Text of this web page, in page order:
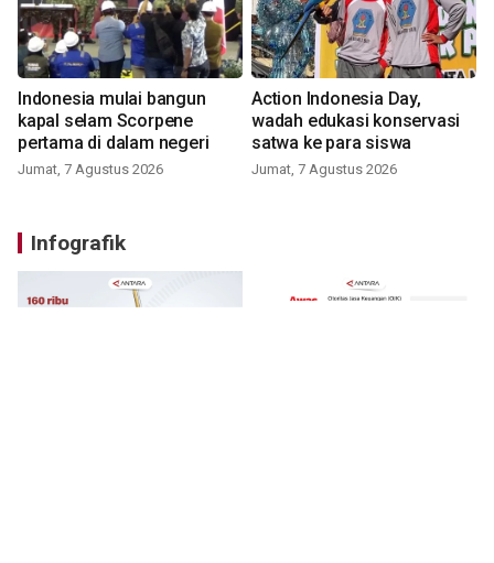
Indonesia mulai bangun
kapal selam Scorpene
pertama di dalam negeri
Jumat, 7 Agustus 2026
Action Indonesia Day,
wadah edukasi konservasi
satwa ke para siswa
Jumat, 7 Agustus 2026
Infografik